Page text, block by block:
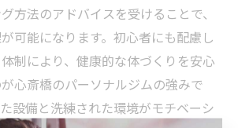
方法のアドバイスを受けることで、
可能になります。初心者にも配慮し
制により、健康的な体づくりを安心
心斎橋のパーソナルジムの強みで
設備と洗練された環境がモチベーシ